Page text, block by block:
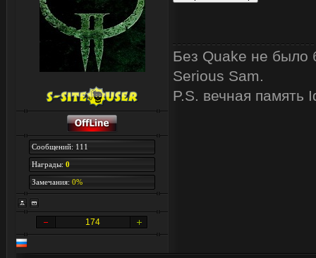
Сообщений: 111
Награды: 0
Замечания: 0%
174
Без Quake не было
Serious Sam.
P.S. вечная память